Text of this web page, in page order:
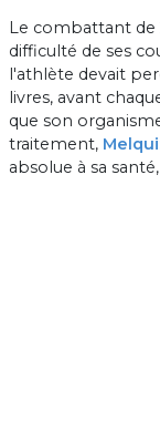
Le combattant de
difficulté de ses
l'athlète devait
livres, avant
que son
traitement,
absolue à sa